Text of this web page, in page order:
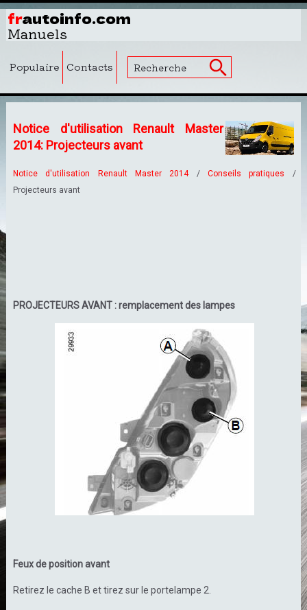
frautoinfo.com
Manuels
Populaire Contacts
Notice d'utilisation Renault Master
2014: Projecteurs avant
Notice d'utilisation Renault Master 2014/Conseils pratiques
/
Projecteurs avant
PROJECTEURS AVANT : remplacement des lampes
Feux de position avant
Retirez le cache B et tirez sur le portelampe 2.